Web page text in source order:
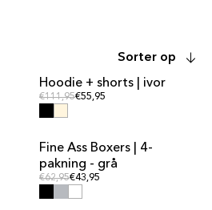
Sorter op
KIT-AVTALEN
Hoodie + shorts | ivor
Vanlig pris
€111,95Vanlig pris
€55,95
MULTIPAKKE-TILBUD
Fine Ass Boxers | 4-
pakning - grå
Vanlig pris
€62,95Vanlig pris
€43,95